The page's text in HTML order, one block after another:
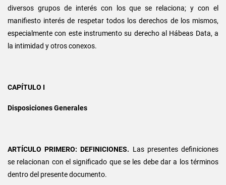
diversos grupos de interés con los que se relaciona; y con el
manifiesto interés de respetar todos los derechos de los mismos,
especialmente con este instrumento su derecho al Hábeas Data, a
la intimidad y otros conexos.
CAPÍTULO I
Disposiciones Generales
ARTÍCULO PRIMERO: DEFINICIONES. Las presentes definiciones
se relacionan con el significado que se les debe dar a los términos
dentro del presente documento.